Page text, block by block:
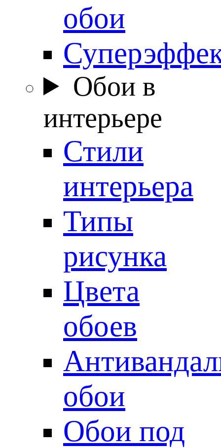
обои
Обои в
интерьере
Стили
интерьера
Типы
рисунка
Цвета
обоев
обои
Обои под